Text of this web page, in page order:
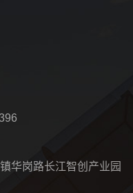
华岗路长江智创产业园